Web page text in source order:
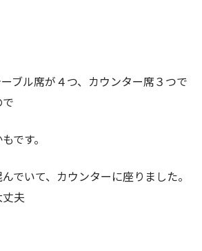
ブル席が４つ、カウンター席３つで
です。
でいて、カウンターに座りました。
夫